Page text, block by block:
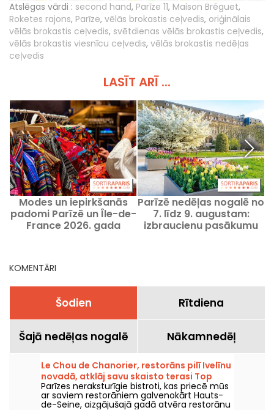
Atslēgas vārdi : second hand, Parīze 11, Maison Bréguet,
Roketes rajons, Parīze, vēlās brokastis ceļvedis, oriģinālais
vēlās brokastis ceļvedis, svētdienas vēlās brokastis ceļvedis,
vēlās brokastis viesnīcu ceļvedis, vēlās brokastis nedēļas
ceļvedis
LASĪT ARĪ ...
Modes un iepirkšanās
padomi Parīzē un Île-de-
France 2026. gada
Parīzē nedēļas nogalē no
7. līdz 9. augustam:
izbraucienu pasākumu
KOMENTĀRI
Šodien Rītdiena
Šajā nedēļas nogalē Nākamnedēļ
Le Chou de Chanorier, restorāns pilī Ivelīnu
novadā, atklāj savu skaisto terasi Top
sarakstā.
Parīzes neraksturīgie bistroti, kas priecē mūs
ar saviem restorāniem galvenokārt Hauts-
de-Seine, aizgājušajā gadā atvēra restorānu